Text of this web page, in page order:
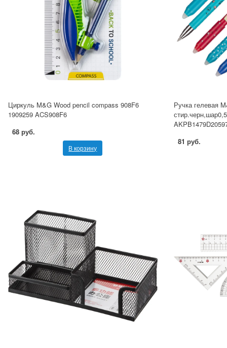
Циркуль M&G Wood pencil compass 908F6
1909259 ACS908F6
68 руб.
В корзину
Ручка гелевая
81 руб.